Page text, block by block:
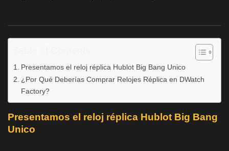
Presentamos el reloj réplica Hublot Big Bang Unico
¿Por Qué Deberías Comprar Relojes Réplica en DWatch
Factory?
Presentamos el reloj réplica Hublot Big Bang
Unico